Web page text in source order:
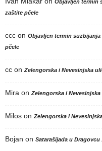
Objavljen termin
zaštite pčele
ccc on Objavljen termin suzbijanja
pčele
cc on Zelengorska i Nevesinjska
Mira on Zelengorska i
Milos on Zelengorska i
Bojan on Satarašijada u Dragovcu